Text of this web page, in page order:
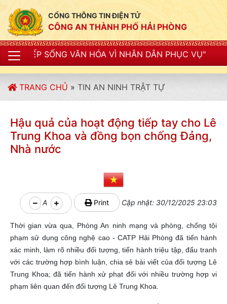
CỔNG THÔNG TIN ĐIỆN TỬ
CÔNG AN THÀNH PHỐ HẢI PHÒNG
HÓA VÌ NHÂN DÂN PHỤC VỤ"
TRANG CHỦ » TIN AN NINH TRẬT TỰ
Hậu quả của hoạt động tiếp tay cho Lê
Trung Khoa và đồng bọn chống Đảng,
Nhà nước
A Print Cập nhật: 30/12/2025 23:03
Thời gian vừa qua, Phòng An ninh mạng và phòng, chống tội
phạm sử dụng công nghệ cao - CATP Hải Phòng đã tiến hành
xác minh, làm rõ nhiều đối tượng, tiến hành triệu tập, đấu tranh
với các trường hợp bình luận, chia sẻ bài viết của đối tượng Lê
Trung Khoa; đã tiến hành xử phạt đối với nhiều trường hợp vi
phạm liên quan đến đối tượng Lê Trung Khoa.